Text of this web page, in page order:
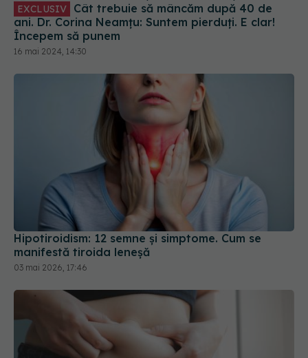
EXCLUSIV
ani. Dr. Corina Neamțu: Suntem pierduți. E clar!
Începem să punem
16 mai 2024, 14:30
Hipotiroidism: 12 semne și simptome. Cum se
manifestă tiroida leneșă
03 mai 2026, 17:46